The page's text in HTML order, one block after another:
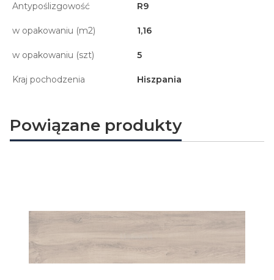
Antypoślizgowość R9
w opakowaniu (m2) 1,16
w opakowaniu (szt) 5
Kraj pochodzenia Hiszpania
Powiązane produkty